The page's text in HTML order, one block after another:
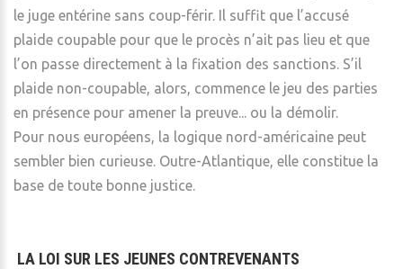
le juge entérine sans coup-férir. Il suffit que l’accusé
plaide coupable pour que le procès n’ait pas lieu et que
l’on passe directement à la fixation des sanctions. S’il
plaide non-coupable, alors, commence le jeu des parties
en présence pour amener la preuve... ou la démolir.
Pour nous européens, la logique nord-américaine peut
sembler bien curieuse. Outre-Atlantique, elle constitue la
base de toute bonne justice.
LA LOI SUR LES JEUNES CONTREVENANTS